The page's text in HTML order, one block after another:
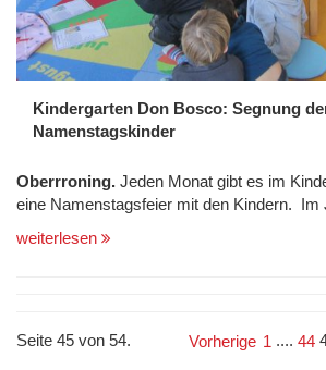
Kindergarten Don Bosco: Segnung
Namenstagskinder
Oberrroning. Jeden Monat gibt es im
eine Namenstagsfeier mit den Kindern. Im
weiterlesen
Seite 45 von 54. Vorherige 1 .... 44